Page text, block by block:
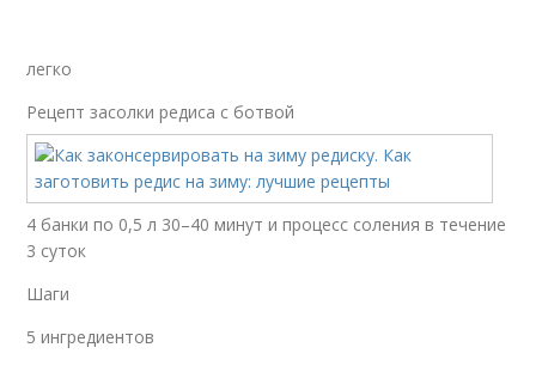
легко
Рецепт засолки редиса с ботвой
4 банки по 0,5 л 30–40 минут и процесс соления в течение
3 суток
Шаги
5 ингредиентов